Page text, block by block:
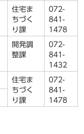
住宅ま
ちづく
り課
072-
841-
1478
開発調
整課
072-
841-
1432
住宅ま
ちづく
り課
072-
841-
1478